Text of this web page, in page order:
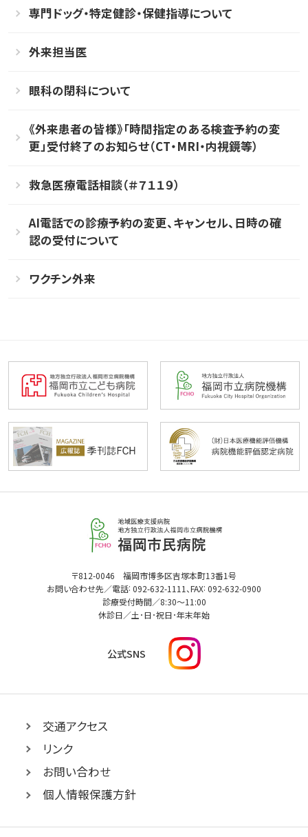
専門ドッグ・特定健診・保健指導について
外来担当医
眼科の閉科について
《外来患者の皆様》「時間指定のある検査予約の変
更」受付終了のお知らせ（CT・MRI・内視鏡等）
救急医療電話相談（＃７１１９）
AI電話での診療予約の変更、キャンセル、日時の確
認の受付について
ワクチン外来
福
岡
市
民
病
〒812-0046 福岡市博多区吉塚本町13番1号
お問い合わせ先／電話: 092-632-1111 、FAX: 092-632-0900
診療受付時間／8:30～11:00
休診日／土･日･祝日･年末年始
公式SNS
I
n
t
交通アクセス
リンク
お問い合わせ
個人情報保護方針